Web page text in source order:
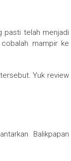
pasti telah menjadi
mampir ke
Yuk review
Balikpapan